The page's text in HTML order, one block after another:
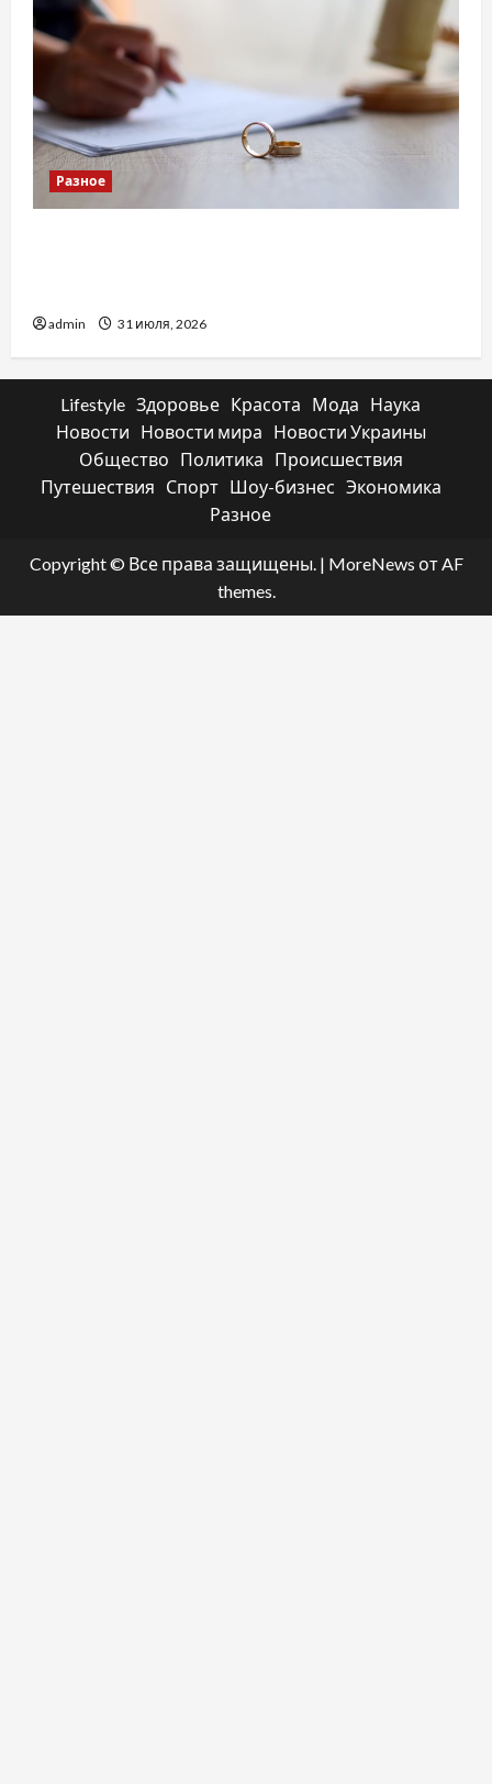
Разное
admin 31 июля, 2026
Lifestyle Здоровье Красота Мода
Наука
Новости
Новости мира
Новости Украины
Общество
Политика
Происшествия
Путешествия
Спорт Шоу-бизнес Экономика
Разное
Copyright © Все права защищены. | MoreNews от AF
themes.